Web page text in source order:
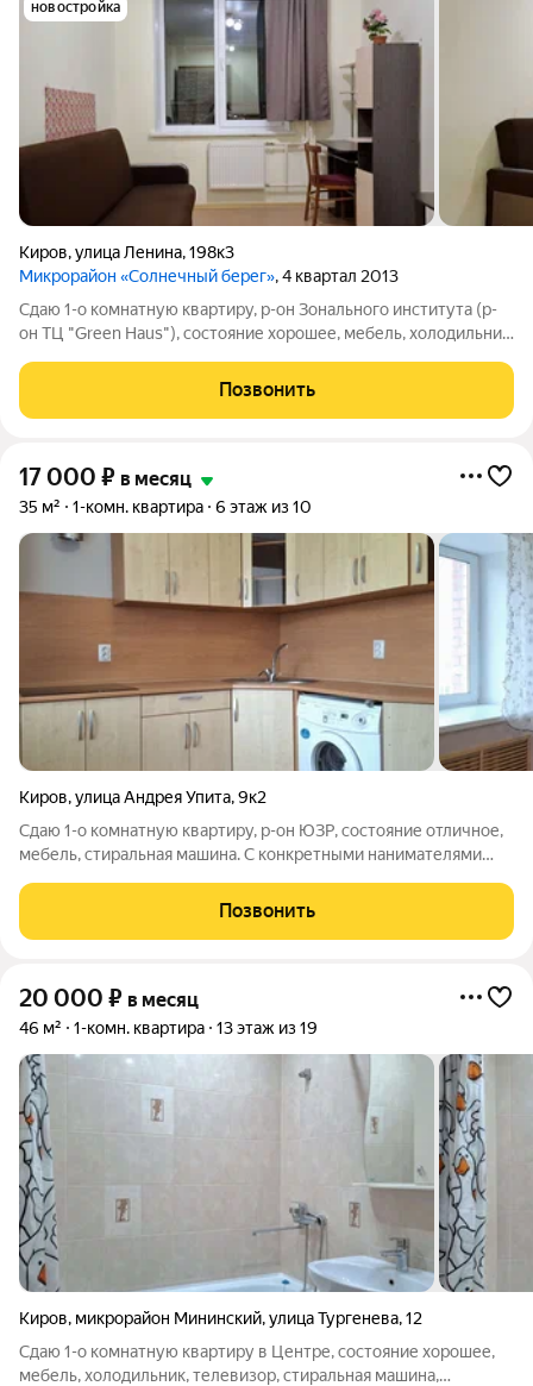
новостройка
Киров,улица Ленина,198к3
Микрорайон «Солнечный берег», 4 квартал 2013
Сдаю 1-о комнатную квартиру, р-он Зонального института (р-
он ТЦ "Grееn Hаus"), состояние хорошее, мебель, холодильник,
16000+кoммунальные платежи. Фотографии настоящие.
Позвонить
17 000 ₽ в месяц
35 м² 1-комн. квартира 6 этаж из 10
Киров,улица Андрея Упита,9к2
Сдаю 1-о комнатную квартиру, р-он ЮЗР, состояние отличное,
мебель, стиральная машина. С конкретными нанимателями
сроки. Цена 17000+коммунальные платежи. Залог можно
разделить на несколько
Позвонить
20 000 ₽ в месяц
46 м² 1-комн. квартира 13 этаж из 19
Киров, микрорайон Мининский,улица Тургенева,12
Сдаю 1-о комнатную квартиру в Центре, состояние хорошее,
мебель, холодильник, телевизор, стиральная машина,